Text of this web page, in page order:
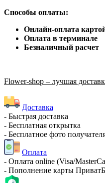
Способы оплаты:
Онлайн-оплата
Оплата в терминале
Безналичный расчет
Flower-shop – лучшая
Доставка
- Быстрая доставка
- Бесплатная открытка
- Бесплатное фото
Оплата
- Оплата online (Visa/
- Пополнение карты